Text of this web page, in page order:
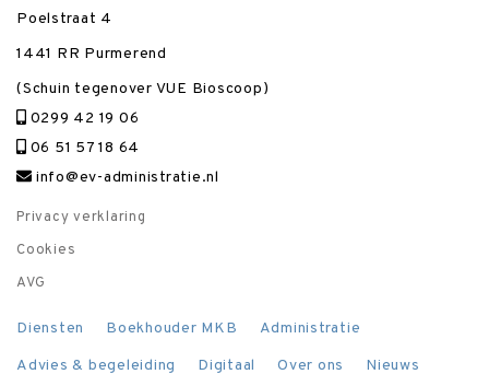
Poelstraat 4
1441 RR Purmerend
(Schuin tegenover VUE Bioscoop)
0299 42 19 06
06 51 57 18 64
info@ev-administratie.nl
Privacy verklaring
Cookies
AVG
Diensten Boekhouder MKB
Administratie
Advies & begeleiding
Digitaal Over ons Nieuws